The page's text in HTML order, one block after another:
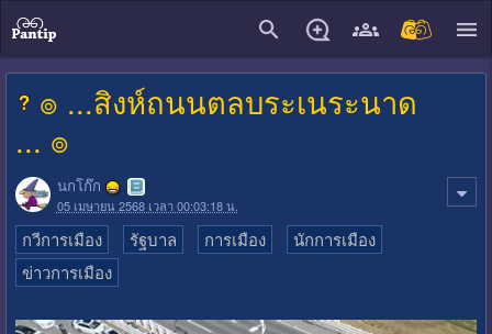
๏ ...สิงห์ถนนตลบระเนระนาด
... ๏
นกโก๊ก
05 เมษายน 2568 เวลา 00:03:18 น.
กวีการเมือง รัฐบาล การเมือง
นักการเมือง
ข่าวการเมือง
close